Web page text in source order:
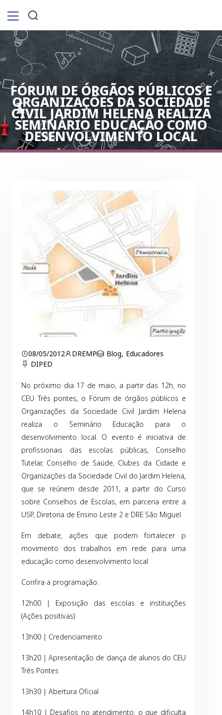
FÓRUM DE ÓRGÃOS PÚBLICOS E
ORGANIZAÇÕES DA SOCIEDADE
CIVIL JARDIM HELENA REALIZA
SEMINÁRIO EDUCAÇÃO COMO
DESENVOLVIMENTO LOCAL
08/05/2012 DREMP Blog, Educadores
DIPED
No próximo dia 17 de maio, a partir das 12h, no
CEU Três pontes, o Fórum de órgãos públicos e
Organizações da Sociedade Civil Jardim Helena
realiza o Seminário Educação para o
desenvolvimento local. O evento é iniciativa de
profissionais das escolas públicas, Conselho
Tutelar, Conselho de Saúde, Clubes da Cidade e
Organizações da Sociedade Civil do Jardim Helena,
que se reúnem desde 2011, a partir do Curso
sobre Conselhos de Escolas, em parceria entre a
USP, Diretoria de Ensino Leste 2 e DRE São Miguel.
Em debate, ações que podem fortalecer p
movimento dos trabalhos em rede para uma
educação como desenvolvimento local
Confira a programação:
12h00 | Exposição das escolas e instituições
(Ações positivas)
13h00 | Credenciamento
13h20 | Apresentação de dança de alunos do CEU
Três Pontes
13h30 | Abertura Oficial
14h10 | Desafios no atendimento: o que dificulta